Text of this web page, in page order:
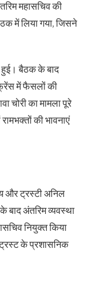
महासचिव की
में लिया गया, जिसने
हुई। बैठक के बाद
में फैसलों की
चोरी का मामला पूरे
की भावनाएं
और ट्रस्टी अनिल
बाद अंतरिम व्यवस्था
नियुक्त किया
ट्रस्ट के प्रशासनिक